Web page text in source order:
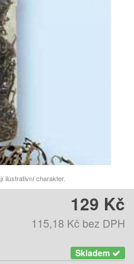
ilustrativní charakter.
129 Kč
115,18 Kč bez DPH
Skladem